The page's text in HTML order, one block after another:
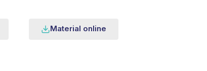
Material online